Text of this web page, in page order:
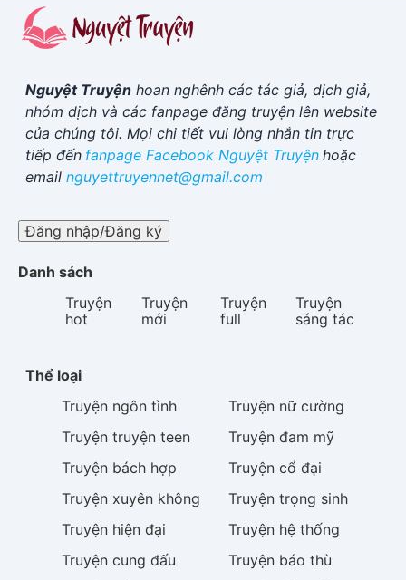
Nguyệt Truyện hoan nghênh các tác giả, dịch giả,
nhóm dịch và các fanpage đăng truyện lên website
của chúng tôi. Mọi chi tiết vui lòng nhắn tin trực
tiếp đến fanpage Facebook Nguyệt Truyện hoặc
email nguyettruyennet@gmail.com
Đăng nhập/Đăng ký
Danh sách
Truyện
hot
Truyện
mới
Truyện
full
Truyện
sáng tác
Thể loại
Truyện ngôn tình Truyện nữ cường
Truyện truyện teen Truyện đam mỹ
Truyện bách hợp Truyện cổ đại
Truyện xuyên không Truyện trọng sinh
Truyện hiện đại Truyện hệ thống
Truyện cung đấu Truyện báo thù